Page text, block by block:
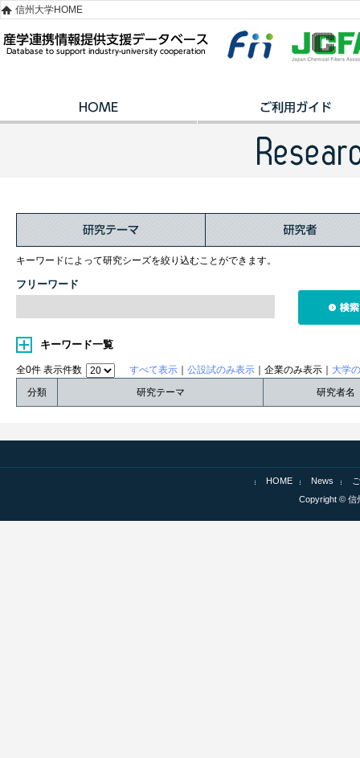
信州大学HOME
キーワードによって研究シーズを絞り込むことができます。
フリーワード
キーワード一覧
全0件 表示件数 すべて表示 公設試のみ表示 ｜企業のみ表示｜ 大学
分類
研究テーマ 研究者名
HOME News
Copyright © 信